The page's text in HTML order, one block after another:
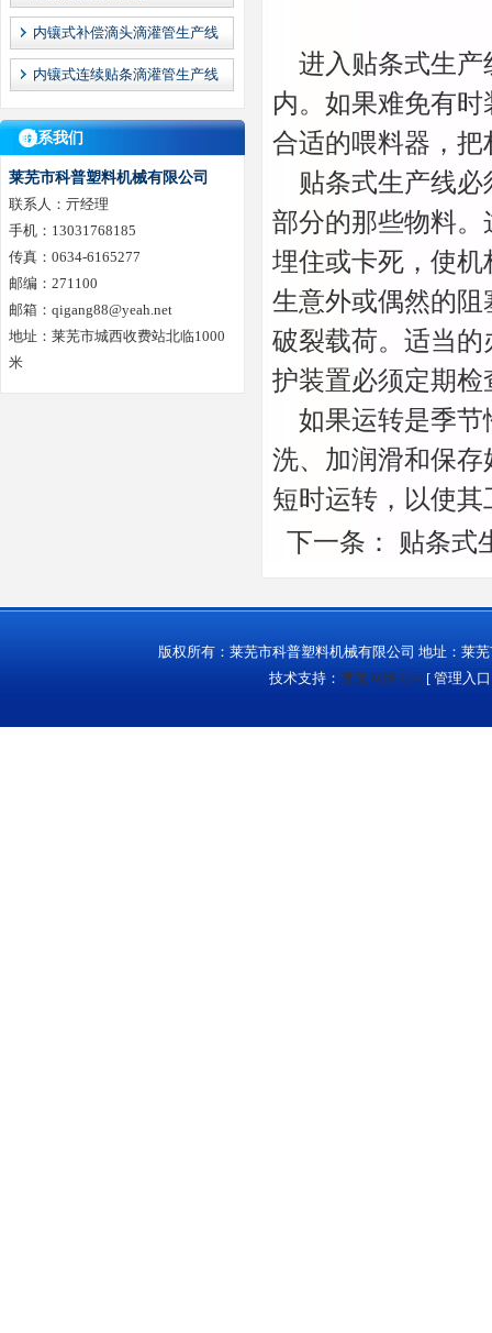
内镶式补偿滴头滴灌管生产线
内镶式连续贴条滴灌管生产线
联系我们
莱芜市科普塑料机械有限公司
联系人：亓经理
手机：13031768185
传真：0634-6165277
邮编：271100
邮箱：qigang88@yeah.net
地址：莱芜市城西收费站北临1000
米
进入贴条式生产
内。如果难免有
合适的喂料器，把
贴条式生产线必
部分的那些物料
埋住或卡死，使
生意外或偶然的
破裂载荷。适当
护装置必须定期
如果运转是季节
洗、加润滑和保
短时运转，以使
下一条： 贴条式
版权所有：莱芜市科普塑料机械有限公司 地址：莱
技术支持： 莱芜网络公司 [ 管理入口